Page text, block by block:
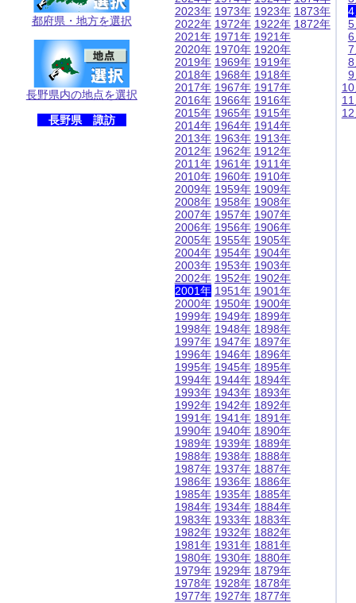
都府県・地方を選択
長野県内の地点を選択
長野県 諏訪
2023年
2022年
2021年
2020年
2019年
2018年
2017年
2016年
2015年
2014年
2013年
2012年
2011年
2010年
2009年
2008年
2007年
2006年
2005年
2004年
2003年
2002年
2001年
2000年
1999年
1998年
1997年
1996年
1995年
1994年
1993年
1992年
1991年
1990年
1989年
1988年
1987年
1986年
1985年
1984年
1983年
1982年
1981年
1980年
1979年
1978年
1977年
1973年
1972年
1971年
1970年
1969年
1968年
1967年
1966年
1965年
1964年
1963年
1962年
1961年
1960年
1959年
1958年
1957年
1956年
1955年
1954年
1953年
1952年
1951年
1950年
1949年
1948年
1947年
1946年
1945年
1944年
1943年
1942年
1941年
1940年
1939年
1938年
1937年
1936年
1935年
1934年
1933年
1932年
1931年
1930年
1929年
1928年
1927年
1923年
1922年
1921年
1920年
1919年
1918年
1917年
1916年
1915年
1914年
1913年
1912年
1911年
1910年
1909年
1908年
1907年
1906年
1905年
1904年
1903年
1902年
1901年
1900年
1899年
1898年
1897年
1896年
1895年
1894年
1893年
1892年
1891年
1890年
1889年
1888年
1887年
1886年
1885年
1884年
1883年
1882年
1881年
1880年
1879年
1878年
1877年
1873年
1872年